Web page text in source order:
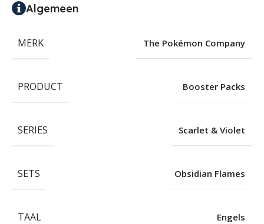
Algemeen
MERK The Pokémon Company
PRODUCT Booster Packs
SERIES Scarlet & Violet
SETS Obsidian Flames
TAAL Engels